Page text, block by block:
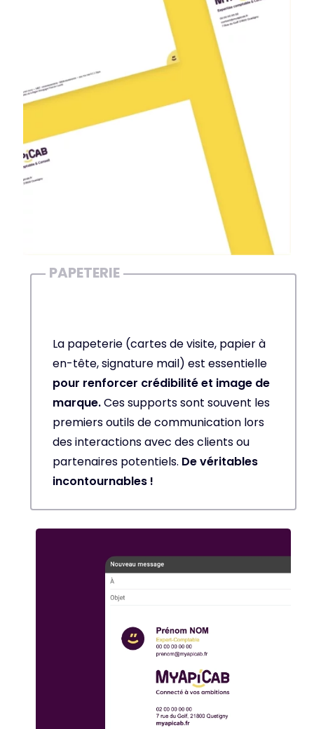
PAPETERIE
La papeterie (cartes de visite, papier à
en-tête, signature mail) est essentielle
pour renforcer crédibilité et image de
marque.Ces supports sont souvent les
premiers outils de communication lors
des interactions avec des clients ou
partenaires potentiels. De véritables
incontournables !